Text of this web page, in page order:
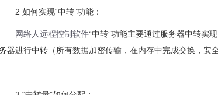
2 如何实现“中转”功能：
网络人远程控制软件“中转”功能主要通过服务器中转实
器进行中转（所有数据加密传输，在内存中完成交换，安全